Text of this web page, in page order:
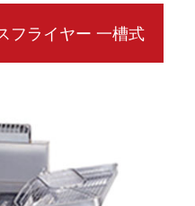
フライヤー 一槽式